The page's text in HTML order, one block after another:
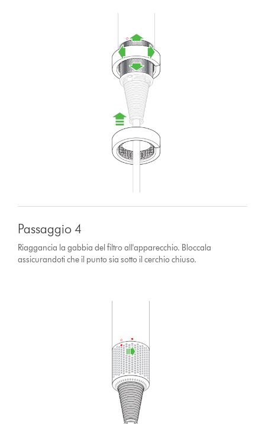
Passaggio 4
Riaggancia la gabbia del filtro all'apparecchio. Bloccala
assicurandoti che il punto sia sotto il cerchio chiuso.